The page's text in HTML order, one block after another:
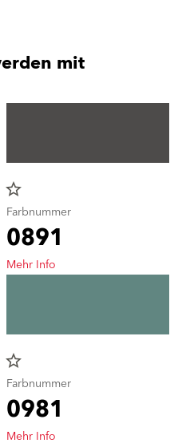
mit
star_border
Farbnummer
0891
Mehr Info
star_border
Farbnummer
0981
Mehr Info